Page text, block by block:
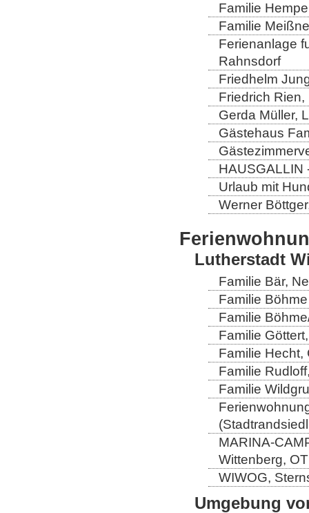
Familie
Familie
Ferienanlage
Rahnsdorf
Friedhelm
Friedrich
Gerda Müller,
Gästehaus
HAUSGALLIN
Urlaub mit
Werner
Lutherstadt
Familie Bär,
Familie
Familie
Familie
Familie Hecht,
Familie
Familie
MARINA-
Wittenberg,
WIWOG,
Umgebung